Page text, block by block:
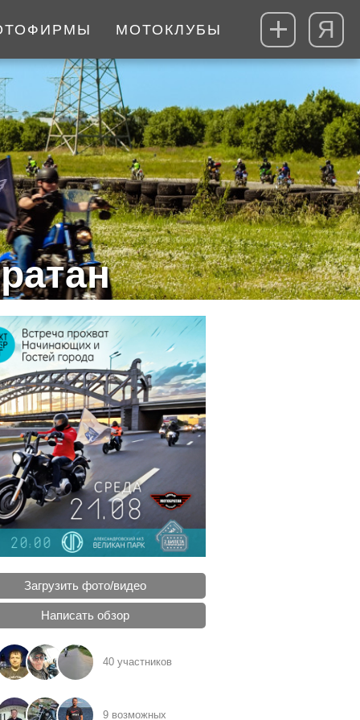
Я
МОТОКЛУБЫ
Загрузить фото/видео
Написать обзор
40 участников
9 возможных